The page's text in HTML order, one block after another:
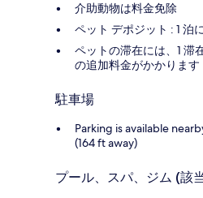
介助動物は料金免除
ペット デポジット : 1 泊
ペットの滞在には、1 滞
の追加料金がかかります
駐車場
Parking is available
(164 ft away)
プール、スパ、ジム (該